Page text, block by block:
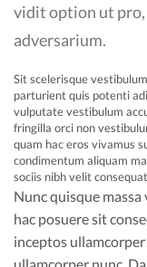
vidit option ut pro,
adversarium.
Sit scelerisque
parturient quis potenti
vulputate vestibulum
fringilla orci non
quam hac eros vivamus
condimentum aliquam
sociis nibh velit
Nunc quisque
hac posuere sit
inceptos